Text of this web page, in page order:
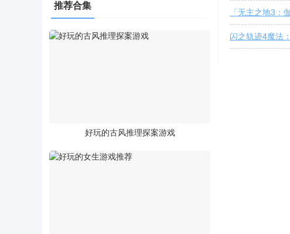
推荐合集
好玩的古风推理探案游戏
「无主之地3：
闪之轨迹4魔法